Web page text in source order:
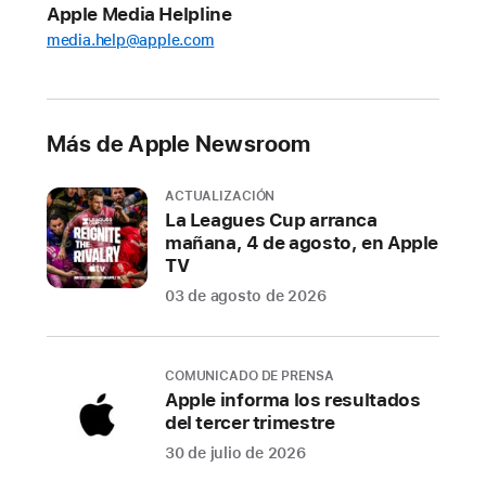
Con
a
O
1
8
,
la
experiencia
más
versátil
Apple Media Helpline
media.help@apple.com
Más de Apple Newsroom
ACTUALIZACIÓN
La Leagues Cup arranca
mañana, 4 de agosto, en Apple
TV
03 de agosto de 2026
COMUNICADO DE PRENSA
Apple informa los resultados
del tercer trimestre
30 de julio de 2026